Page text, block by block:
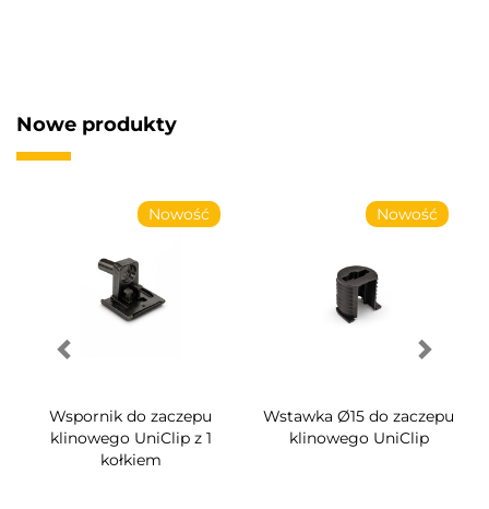
Nowe produkty
Nowość
Wspornik do zaczepu
klinowego UniClip z 1
kołkiem
Nowość
Wstawka Ø15 do zaczepu
klinowego UniClip